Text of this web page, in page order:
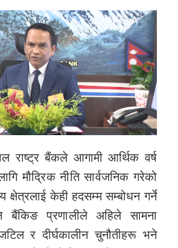
राष्ट्र बैंकले आगामी आर्थिक वर्ष
मौद्रिक नीति सार्वजनिक गरेको
क्षेत्रलाई केही हदसम्म सम्बोधन गर्ने
बैंकिङ प्रणालीले अहिले सामना
र दीर्घकालीन चुनौतीहरू भने